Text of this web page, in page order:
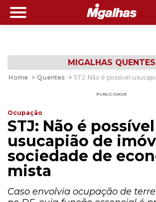
MIGALHAS QUENTES
Home > Quentes > STJ: Não é possível
PUBLICIDADE
Ocupação
STJ: Não é possível
usucapião de
sociedade de
mista
Caso envolvia ocupação de